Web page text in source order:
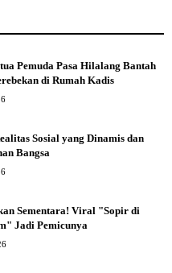
Pemuda Pasa Hilalang Bantah
di Rumah Kadis
Sosial yang Dinamis dan
Bangsa
Sementara! Viral "Sopir di
Jadi Pemicunya